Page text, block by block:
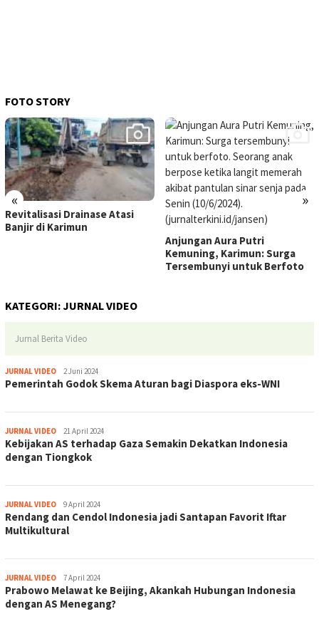
FOTO STORY
« »
Revitalisasi Drainase Atasi
Banjir di Karimun
Anjungan Aura Putri
Kemuning, Karimun: Surga
Tersembunyi untuk Berfoto
KATEGORI:JURNAL VIDEO
Jurnal Berita Video
JURNAL VIDEOjurnal
2 Juni 2024
Pemerintah Godok Skema Aturan bagi Diaspora eks-WNI
JURNAL VIDEOjurnal
21 April 2024
Kebijakan AS terhadap Gaza Semakin Dekatkan Indonesia
dengan Tiongkok
JURNAL VIDEOjurnal
9 April 2024
Rendang dan Cendol Indonesia jadi Santapan Favorit Iftar
Multikultural
JURNAL VIDEOjurnal
7 April 2024
Prabowo Melawat ke Beijing, Akankah Hubungan Indonesia
dengan AS Menegang?